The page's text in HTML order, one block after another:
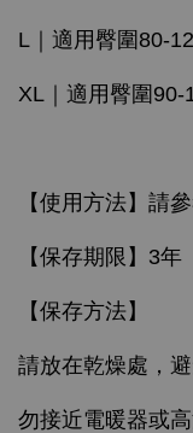
L｜適用臀圍80-
XL｜適用臀圍90-
【使用方法】請
【保存期限】3年
【保存方法】
請放在乾燥處，
勿接近電暖器或